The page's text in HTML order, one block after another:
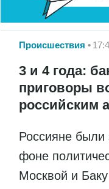
Происшествия
3 и 4 года:
приговоры
российским
Россияне были
фоне
Москвой и Баку